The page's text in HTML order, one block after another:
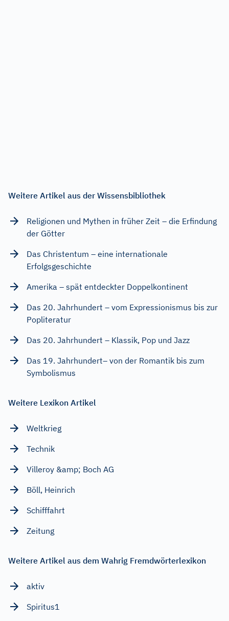
Weitere Artikel aus der Wissensbibliothek
Religionen und Mythen in früher Zeit – die Erfindung
der Götter
Das Christentum – eine internationale
Erfolgsgeschichte
Amerika – spät entdeckter Doppelkontinent
Das 20. Jahrhundert – vom Expressionismus bis zur
Popliteratur
Das 20. Jahrhundert – Klassik, Pop und Jazz
Das 19. Jahrhundert– von der Romantik bis zum
Symbolismus
Weitere Lexikon Artikel
Weltkrieg
Technik
Villeroy &amp; Boch AG
Böll, Heinrich
Schifffahrt
Zeitung
Weitere Artikel aus dem Wahrig Fremdwörterlexikon
aktiv
Spiritus1